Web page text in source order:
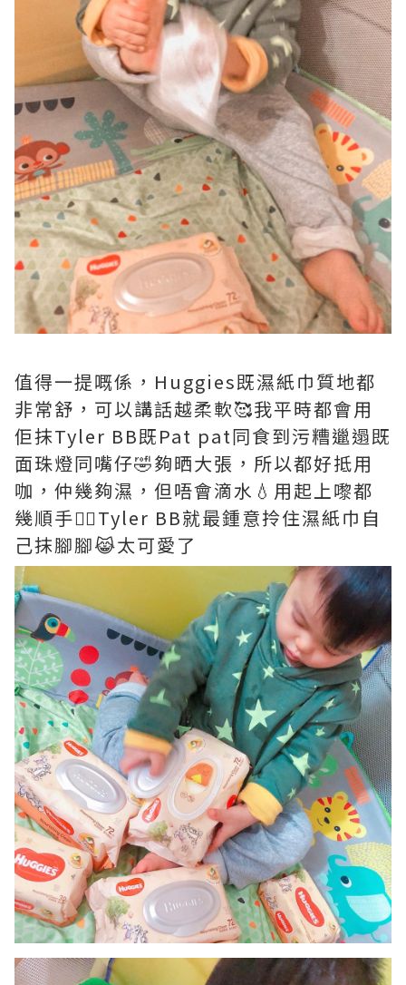
值得一提嘅係，Huggies既濕紙巾質地都
非常舒，可以講話越柔軟🥰我平時都會用
佢抹Tyler BB既Pat pat同食到污糟邋遢既
面珠燈同嘴仔🤣夠晒大張，所以都好抵用
咖，仲幾夠濕，但唔會滴水💧用起上嚟都
幾順手✌🏻Tyler BB就最鍾意拎住濕紙巾自
己抹腳腳😹太可愛了